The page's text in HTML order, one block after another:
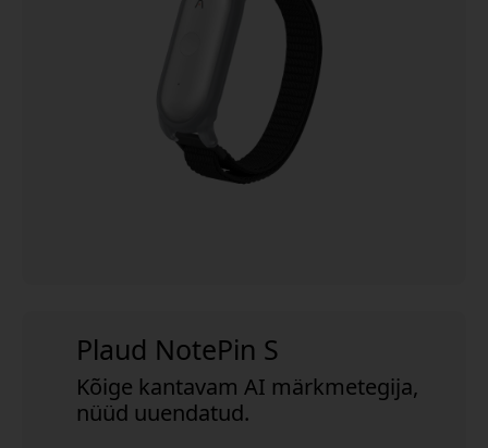
Plaud NotePin S
Kõige kantavam AI märkmetegija,
nüüd uuendatud.